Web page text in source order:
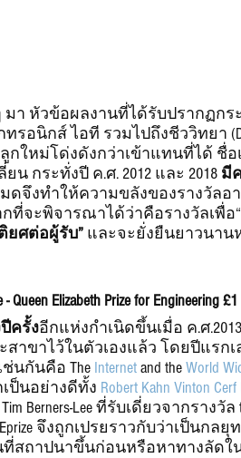
มา หัวข้อผลงานที่ได้รับปรากฏก
รอนิกส์ ไอที รวมไปถึงชีววิทยา
กใหม่โด่งดังกว่าเข้าแทนที่ได้ ชื่
น กระทั่งปี ค.ศ. 2012 และ 2018 มี
ดจึงทำให้ความขลังของรางวัล
ที่จะพิจารณาได้ว่าคือรางวัลเพื่อ“
ยศต่อผู้รับ” และจะยั่งยืนยาวนา
Queen Elizabeth Prize for
ครั้งอีกแห่งกำเนิดขึ้นเมื่อ ค.ศ
สาขาไว้ในตัวเองแล้ว โดยปีแรก
นกันคือ The Internet and the World
ป็นอย่างดีทั้ง Robert Kahn Vinton Cerf
Berners-Lee ที่รับเดี่ยวจากรางวัล
จึงถูกเปรยราวกับว่าเป็นก
สถาปนาขึ้นก่อนหรือหาทางลัดใ